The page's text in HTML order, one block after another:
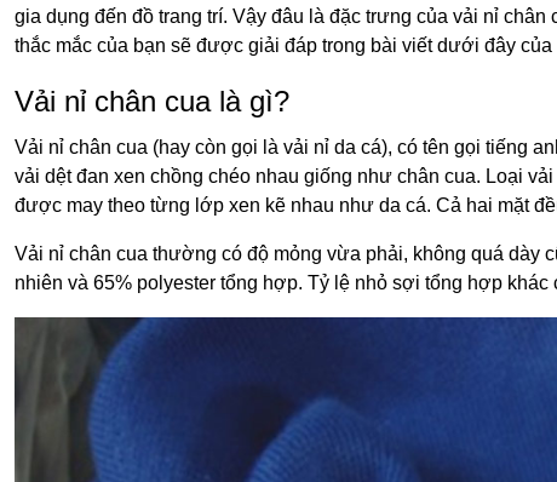
gia dụng đến đồ trang trí. Vậy đâu là đặc trưng của vải nỉ
thắc mắc của bạn sẽ được giải đáp trong bài viết dưới đây của
Vải nỉ chân cua là gì?
Vải nỉ chân cua (hay còn gọi là vải nỉ da cá), có tên gọi tiếng
vải dệt đan xen chồng chéo nhau giống như chân cua. Loại
được may theo từng lớp xen kẽ nhau như da cá. Cả hai mặt
Vải nỉ chân cua thường có độ mỏng vừa phải, không quá dày
nhiên và 65% polyester tổng hợp. Tỷ lệ nhỏ sợi tổng hợp